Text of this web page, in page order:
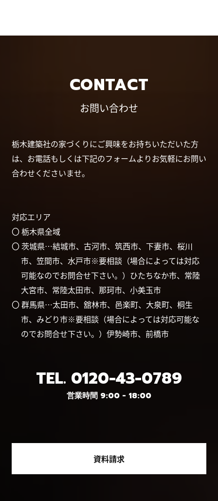
CONTACT
お問い合わせ
栃木建築社の家づくりにご興味をお持ちいただいた方
は、お電話もしくは下記のフォームよりお気軽にお問い
合わせくださいませ。
対応エリア
〇 栃木県全域
〇 茨城県…結城市、古河市、筑西市、下妻市、桜川
市、笠間市、水戸市※要相談（場合によっては対応
可能なのでお問合せ下さい。）ひたちなか市、常陸
大宮市、常陸太田市、那珂市、小美玉市
〇 群馬県…太田市、舘林市、邑楽町、大泉町、桐生
市、みどり市※要相談（場合によっては対応可能な
のでお問合せ下さい。）伊勢崎市、前橋市
TEL. 0120-43-0789
営業時間 9:00 - 18:00
資料請求